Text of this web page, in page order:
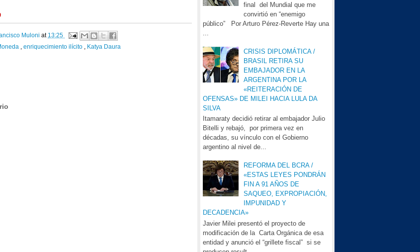
final del Mundial que me
convirtió en “enemigo
público” Por Arturo Pérez-Reverte Hay una
CRISIS DIPLOMÁTICA /
BRASIL RETIRA SU
EMBAJADOR EN LA
ARGENTINA POR LA
«REITERACIÓN DE
OFENSAS» DE MILEI HACIA LULA DA
SILVA
Itamaraty decidió retirar al embajador Julio
Bitelli y rebajó, por primera vez en
décadas, su vínculo con el Gobierno
argentino al nivel de...
REFORMA DEL BCRA /
«ESTAS LEYES PONDRÁN
FIN A 91 AÑOS DE
SAQUEO, EXPROPIACIÓN,
IMPUNIDAD Y
DECADENCIA»
Javier Milei presentó el proyecto de
modificación de la Carta Orgánica de esa
entidad y anunció el “grillete fiscal” si se
Muloni at 13:25
enriquecimiento ilícito Katya Daura